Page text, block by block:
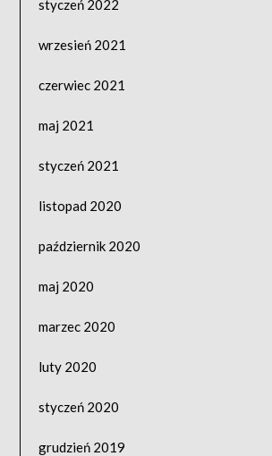
styczeń 2022
wrzesień 2021
czerwiec 2021
maj 2021
styczeń 2021
listopad 2020
październik 2020
maj 2020
marzec 2020
luty 2020
styczeń 2020
grudzień 2019